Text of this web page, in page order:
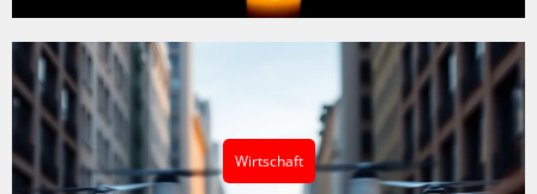
Wirtschaft